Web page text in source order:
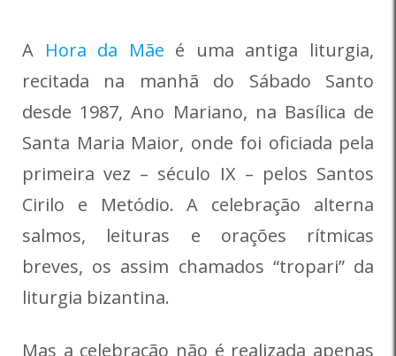
A Hora da Mãe é uma antiga liturgia,
recitada na manhã do Sábado Santo
desde 1987, Ano Mariano, na Basílica de
Santa Maria Maior, onde foi oficiada pela
primeira vez – século IX – pelos Santos
Cirilo e Metódio. A celebração alterna
salmos, leituras e orações rítmicas
breves, os assim chamados “tropari” da
liturgia bizantina.
Mas a celebração não é realizada apenas